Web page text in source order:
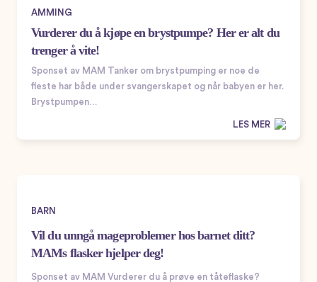
AMMING
Vurderer du å kjøpe en brystpumpe? Her er alt du
trenger å vite!
Sponset av MAM Tanker om brystpumping er noe de
fleste har både under svangerskapet og når babyen er her.
Brystpumpen…
LES MER
BARN
Vil du unngå mageproblemer hos barnet ditt?
MAMs flasker hjelper deg!
Sponset av MAM Vurderer du å prøve en tåteflaske?